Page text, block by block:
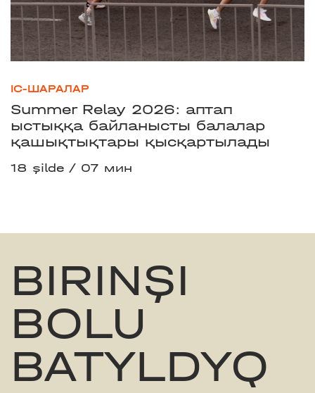
ІС-ШАРАЛАР
Summer Relay 2026: аптап
ыстыққа байланысты балалар
қашықтықтары қысқартылады
18 şilde 07 мин
BIRINŞI
BOLU
BATYLDYQ